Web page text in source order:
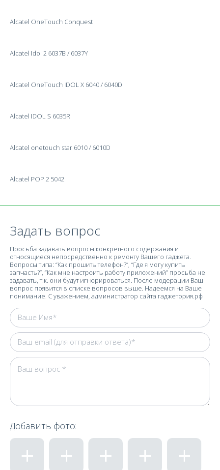
Alcatel OneTouch Conquest
Alcatel Idol 2 6037B / 6037Y
Alcatel OneTouch IDOL X 6040 / 6040D
Alcatel IDOL S 6035R
Alcatel onetouch star 6010 / 6010D
Alcatel POP 2 5042
Задать вопрос
Просьба задавать вопросы конкретного содержания и
относящиеся непосредственно к ремонту Вашего гаджета.
Вопросы типа: “Как прошить телефон?”, “Где я могу купить
запчасть?”, “Как мне настроить работу приложений” просьба не
задавать, т.к. они будут игнорироваться. После модерации Ваш
вопрос появится в списке вопросов выше. Надеемся на Ваше
понимание. С уважением, администратор сайта гаджетория.рф
Добавить фото: